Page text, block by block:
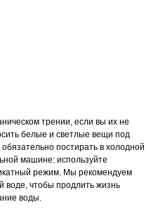
трении, если вы их не
белые и светлые вещи под
постирать в холодной
машине: используйте
режим. Мы рекомендуем
воде, чтобы продлить жизнь
воды.